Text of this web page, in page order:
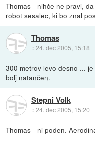
Thomas - nihče ne pravi,
robot sesalec, ki bo znal
Thomas
::24. dec 2005, 15:18
300 metrov levo desno ...
bolj natančen.
Stepni Volk
::24. dec 2005, 15:20
Thomas - ni poden.